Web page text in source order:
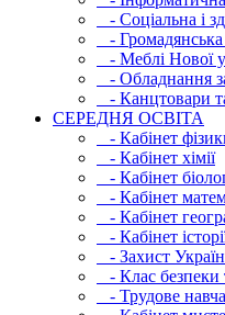
- Соціальна і
- Громадянська
- Меблі Нової
- Обладнання
- Канцтовари
СЕРЕДНЯ ОСВIТА
- Кабінет
- Кабінет хімії
- Кабінет
- Кабінет
- Кабінет
- Кабінет
- Захист
- Клас безпеки
- Трудове